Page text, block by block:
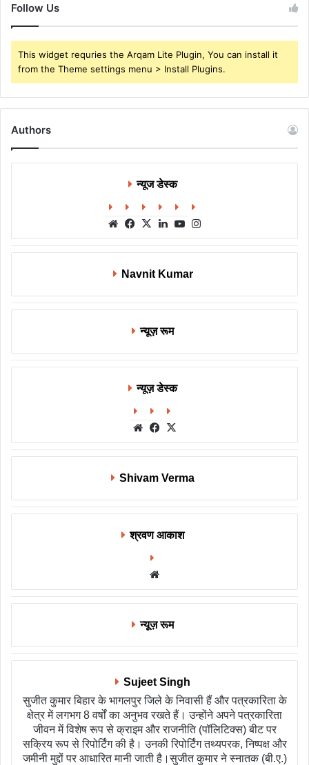
Follow Us
This widget requries the Arqam Lite Plugin, You can install it
from the Theme settings menu > Install Plugins.
Authors
न्यूज डेस्क
WebsiteFacebook
X LinkedInYouTube
Navnit Kumar
न्यूज़ रूम
न्यूज़ डेस्क
WebsiteFacebook
Shivam Verma
श्रवण आकाश
न्यूज़ रूम
Sujeet Singh
सुजीत कुमार बिहार के भागलपुर जिले के निवासी हैं और पत्रकारिता के
क्षेत्र में लगभग 8 वर्षों का अनुभव रखते हैं। उन्होंने अपने पत्रकारिता
जीवन में विशेष रूप से क्राइम और राजनीति (पॉलिटिक्स) बीट पर
सक्रिय रूप से रिपोर्टिंग की है। उनकी रिपोर्टिंग तथ्यपरक, निष्पक्ष और
जमीनी मुद्दों पर आधारित मानी जाती है।सुजीत कुमार ने स्नातक (बी.ए.)